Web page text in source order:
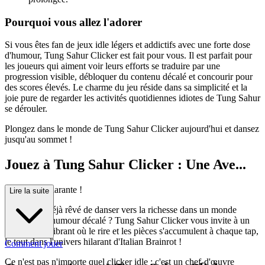
Pourquoi vous allez l'adorer
Si vous êtes fan de jeux idle légers et addictifs avec une forte dose
d'humour, Tung Sahur Clicker est fait pour vous. Il est parfait pour
les joueurs qui aiment voir leurs efforts se traduire par une
progression visible, débloquer du contenu décalé et concourir pour
des scores élevés. Le charme du jeu réside dans sa simplicité et la
joie pure de regarder les activités quotidiennes idiotes de Tung Sahur
se dérouler.
Plongez dans le monde de Tung Sahur Clicker aujourd'hui et dansez
jusqu'au sommet !
Jouez à Tung Sahur Clicker : Une Ave...
nture Idle Hilarante !
Avez-vous déjà rêvé de danser vers la richesse dans un monde
débordant d'humour décalé ? Tung Sahur Clicker vous invite à un
coin de rue vibrant où le rire et les pièces s'accumulent à chaque tap,
le tout dans l'univers hilarant d'Italian Brainrot !
Ce n'est pas n'importe quel clicker idle ; c'est un chef-d'œuvre
Lire la suite
Comment jouer